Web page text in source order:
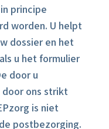
principe
worden. U helpt
dossier en het
u het formulier
door u
ons strikt
is niet
postbezorging.